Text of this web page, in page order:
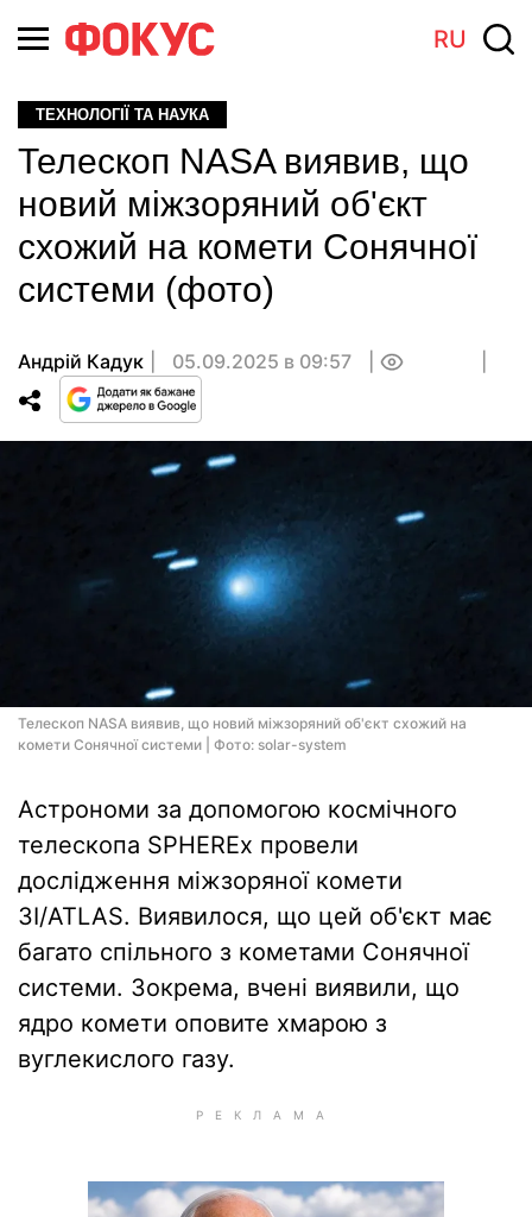
RU
ТЕХНОЛОГІЇ ТА НАУКА
Телескоп NASA виявив, що
новий міжзоряний об'єкт
схожий на комети Сонячної
системи (фото)
Андрій Кадук 05.09.2025 в 09:57
Телескоп NASA виявив, що новий міжзоряний об'єкт схожий на
комети Сонячної системи | Фото: solar-system
Астрономи за допомогою космічного
телескопа SPHEREx провели
дослідження міжзоряної комети
3I/ATLAS. Виявилося, що цей об'єкт має
багато спільного з кометами Сонячної
системи. Зокрема, вчені виявили, що
ядро комети оповите хмарою з
вуглекислого газу.